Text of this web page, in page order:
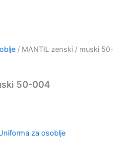
/ MANTIL zenski / muski 50-
50-004
za osoblje